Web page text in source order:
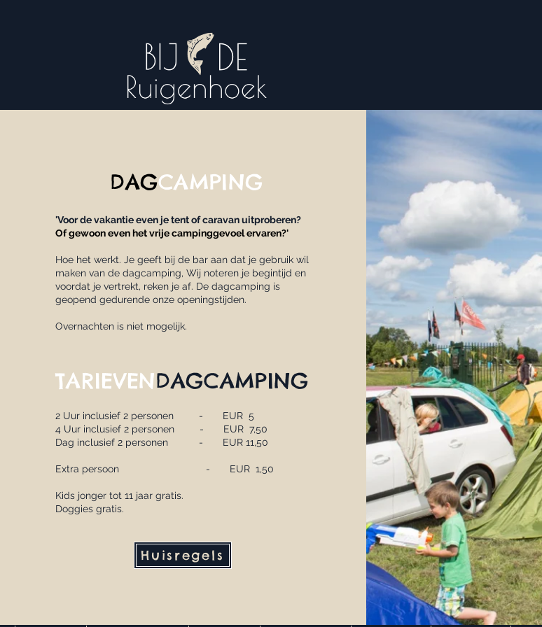
DAGCAMPING
'Voor de vakantie even je tent of caravan uitproberen?
Of gewoon even het vrije campinggevoel ervaren?'
Hoe het werkt. Je geeft bij de bar aan dat je gebruik wil
maken van de dagcamping, Wij noteren je begintijd en
voordat je vertrekt, reken je af. De dagcamping is
geopend gedurende onze openingstijden.
Overnachten is niet mogelijk.
TARIEVENDAGCAMPING
2 Uur inclusief 2 personen - EUR 5
4 Uur inclusief 2 personen - EUR 7,50
Dag inclusief 2 personen - EUR 11,50
Extra persoon - EUR 1,50
Kids jonger tot 11 jaar gratis.
Doggies gratis.
Huisregels